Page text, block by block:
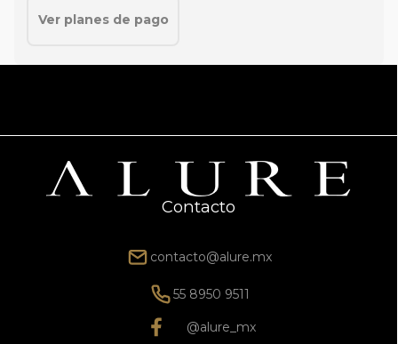
Ver planes de pago
Contacto
contacto@alure.mx
55 8950 9511
@alure_mx